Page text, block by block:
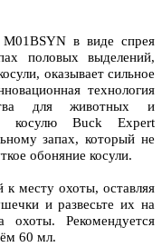
в виде спрея
половых выделений,
оказывает сильное
технология
для животных и
косулю Buck Expert
запах, который не
обоняние косули.
к месту охоты, оставляя
и развесьте их на
охоты. Рекомендуется
60 мл.